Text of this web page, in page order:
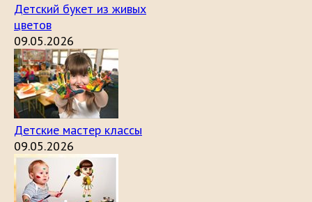
Детский букет из живых
цветов
09.05.2026
Детские мастер классы
09.05.2026